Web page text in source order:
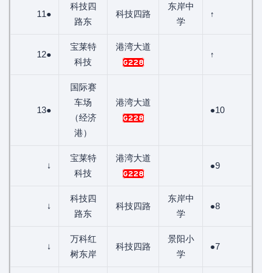
11●
科技四
路东
科技四路
东岸中
学
↑
12●
宝莱特
科技
港湾大道
G228
↑
13●
国际赛
车场
（经济
港）
港湾大道
G228
●10
↓
宝莱特
科技
港湾大道
G228
●9
↓
科技四
路东
科技四路
东岸中
学
●8
↓
万科红
树东岸
科技四路
景阳小
学
●7